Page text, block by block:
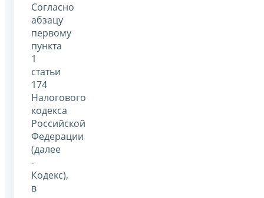
Согласно
абзацу
первому
пункта
1
статьи
174
Налогового
кодекса
Российской
Федерации
(далее
-
Кодекс),
в